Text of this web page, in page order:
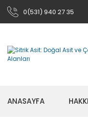
0(531) 940 27 35
ANASAYFA